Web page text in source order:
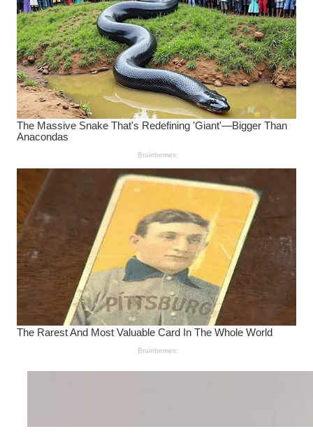
Wanita Pamer Pakaian